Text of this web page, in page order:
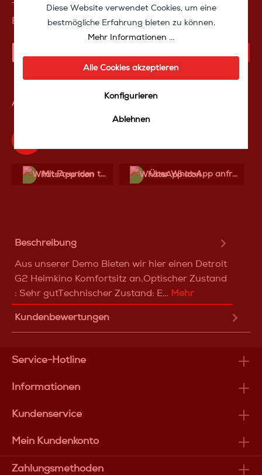
Takeoff Media, oder Abholung in 56288
Braunshorn (nach Rücksprache)
Artikelnummer: IZdemodetroitg2
Mit Frеunden teilen Über WhatѕApp anfragеn
Beschreibung
Aus unserer Demo Bieten wir hier einen Detroit
G2 Heimkino Komfortsitz an.Optischer Zustand
: Sehr gutTechnischer Zustand: E… Mehr
Kundenbewertungen
Service-Hotline
Informationen
Kundenservice
Mein Kundenkonto
Zahlungsmethoden
Diese Website verwendet Cookies, um eine
bestmögliche Erfahrung bieten zu können.
Mehr Informationen ...
Alle Cookies akzeptieren
Konfigurieren
Ablehnen